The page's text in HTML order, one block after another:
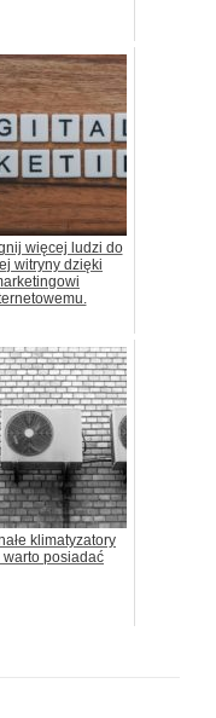
więcej ludzi do
witryny dzięki
klimatyzatory
warto posiadać